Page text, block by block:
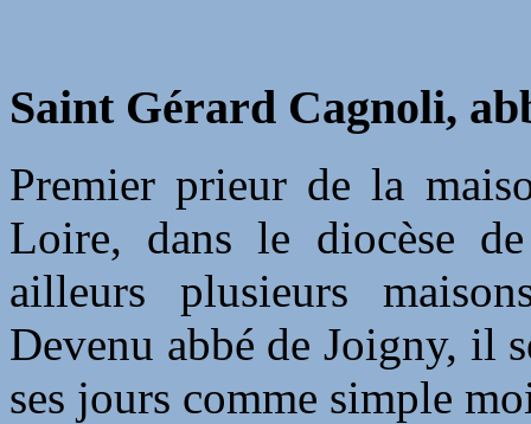
Saint Gérard Cagnoli,
Premier prieur de la
Loire, dans le diocèse
ailleurs plusieurs
Devenu abbé de Joigny, il
ses jours comme simple